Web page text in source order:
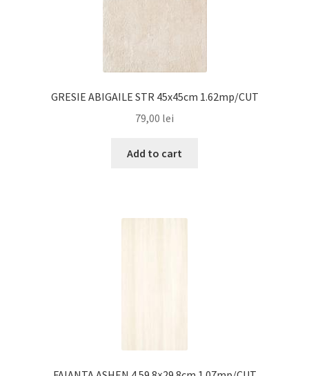
GRESIE ABIGAILE STR 45x45cm 1.62mp/CUT
79,00 lei
Add to cart